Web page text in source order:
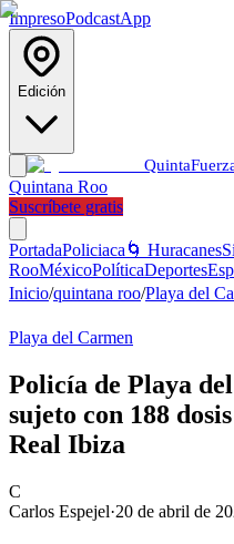
ImpresoPodcastApp
Edición
Quinta
Quintana Roo
Suscríbete gratis
PortadaPoliciaca 🌀 Huracanes
RooMéxicoPolíticaDeportes
Inicio/quintana roo/Playa del
Playa del Carmen
Policía de Playa
sujeto con 188
Real Ibiza
C
Carlos Espejel·20 de abril de